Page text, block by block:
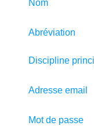
Nom
Abréviation
Discipline
Adresse email
Mot de passe